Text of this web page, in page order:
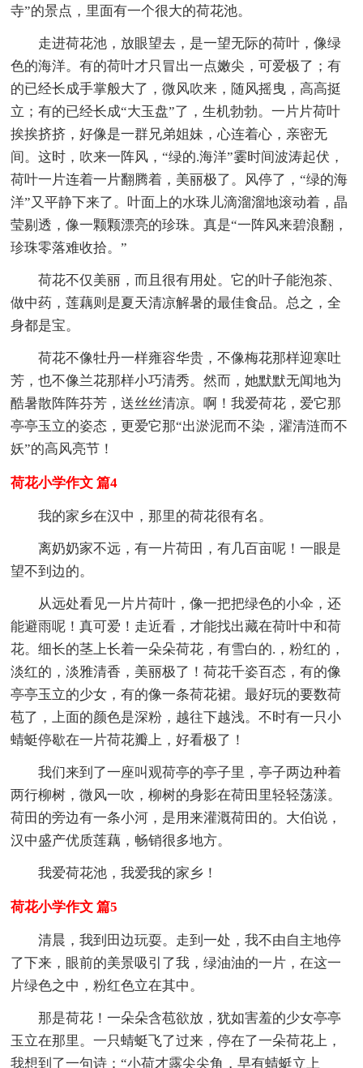
寺”的景点，里面有一个很大的荷花池。
走进荷花池，放眼望去，是一望无际的荷叶，像绿
色的海洋。有的荷叶才只冒出一点嫩尖，可爱极了；有
的已经长成手掌般大了，微风吹来，随风摇曳，高高挺
立；有的已经长成“大玉盘”了，生机勃勃。一片片荷叶
挨挨挤挤，好像是一群兄弟姐妹，心连着心，亲密无
间。这时，吹来一阵风，“绿的.海洋”霎时间波涛起伏，
荷叶一片连着一片翻腾着，美丽极了。风停了，“绿的海
洋”又平静下来了。叶面上的水珠儿滴溜溜地滚动着，晶
莹剔透，像一颗颗漂亮的珍珠。真是“一阵风来碧浪翻，
珍珠零落难收拾。”
荷花不仅美丽，而且很有用处。它的叶子能泡茶、
做中药，莲藕则是夏天清凉解暑的最佳食品。总之，全
身都是宝。
荷花不像牡丹一样雍容华贵，不像梅花那样迎寒吐
芳，也不像兰花那样小巧清秀。然而，她默默无闻地为
酷暑散阵阵芬芳，送丝丝清凉。啊！我爱荷花，爱它那
亭亭玉立的姿态，更爱它那“出淤泥而不染，濯清涟而不
妖”的高风亮节！
荷花小学作文 篇4
我的家乡在汉中，那里的荷花很有名。
离奶奶家不远，有一片荷田，有几百亩呢！一眼是
望不到边的。
从远处看见一片片荷叶，像一把把绿色的小伞，还
能避雨呢！真可爱！走近看，才能找出藏在荷叶中和荷
花。细长的茎上长着一朵朵荷花，有雪白的.，粉红的，
淡红的，淡雅清香，美丽极了！荷花千姿百态，有的像
亭亭玉立的少女，有的像一条荷花裙。最好玩的要数荷
苞了，上面的颜色是深粉，越往下越浅。不时有一只小
蜻蜓停歇在一片荷花瓣上，好看极了！
我们来到了一座叫观荷亭的亭子里，亭子两边种着
两行柳树，微风一吹，柳树的身影在荷田里轻轻荡漾。
荷田的旁边有一条小河，是用来灌溉荷田的。大伯说，
汉中盛产优质莲藕，畅销很多地方。
我爱荷花池，我爱我的家乡！
荷花小学作文 篇5
清晨，我到田边玩耍。走到一处，我不由自主地停
了下来，眼前的美景吸引了我，绿油油的一片，在这一
片绿色之中，粉红色立在其中。
那是荷花！一朵朵含苞欲放，犹如害羞的少女亭亭
玉立在那里。一只蜻蜓飞了过来，停在了一朵荷花上，
我想到了一句诗：“小荷才露尖尖角，早有蜻蜓立上